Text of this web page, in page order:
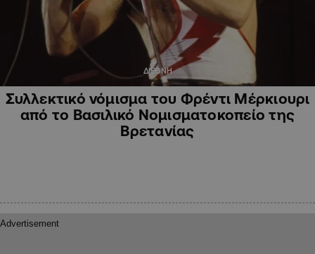
ΔΙΕΘΝΗ
Συλλεκτικό νόμισμα του Φρέντι Μέρκιουρι
από το Βασιλικό Νομισματοκοπείο της
Βρετανίας